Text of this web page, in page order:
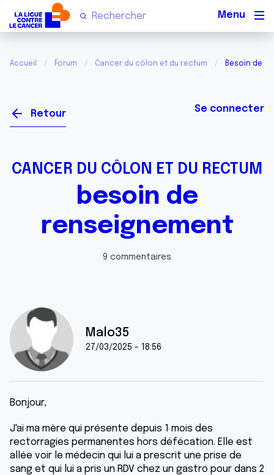
Accueil Forum Cancer du côlon et du rectum Besoin de
Retour Se connecter
CANCER DU CÔLON ET DU RECTUM
besoin de
renseignement
9 commentaires
Malo35
27/03/2025 - 18:56
Bonjour,
J'ai ma mère qui présente depuis 1 mois des
rectorragies permanentes hors défécation. Elle est
allée voir le médecin qui lui a prescrit une prise de
sang et qui lui a pris un RDV chez un gastro pour dans 2